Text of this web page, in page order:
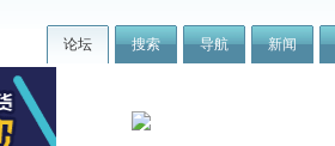
论坛 搜索 导航 新闻